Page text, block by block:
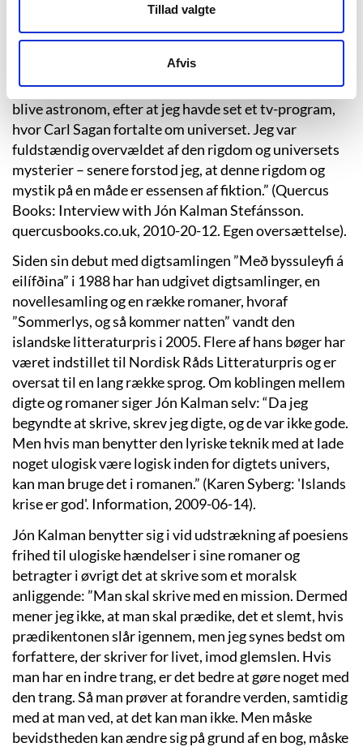
Tillad valgte
Afvis
I perioden 1992-95 boede han i København, hvor han
brugte tiden på at læse, vaske trapper og tælle busser.
Selv fortæller han om begyndelsen til sin
forfatterkarriere: ”Som attenårig drømte jeg om at
blive astronom, efter at jeg havde set et tv-program,
hvor Carl Sagan fortalte om universet. Jeg var
fuldstændig overvældet af den rigdom og universets
mysterier – senere forstod jeg, at denne rigdom og
mystik på en måde er essensen af fiktion.” (Quercus
Books: Interview with Jón Kalman Stefánsson.
quercusbooks.co.uk, 2010-20-12. Egen oversættelse).
Siden sin debut med digtsamlingen ”Með byssuleyfi á
eilífðina” i 1988 har han udgivet digtsamlinger, en
novellesamling og en række romaner, hvoraf
”Sommerlys, og så kommer natten” vandt den
islandske litteraturpris i 2005. Flere af hans bøger har
været indstillet til Nordisk Råds Litteraturpris og er
oversat til en lang række sprog. Om koblingen mellem
digte og romaner siger Jón Kalman selv: “Da jeg
begyndte at skrive, skrev jeg digte, og de var ikke gode.
Men hvis man benytter den lyriske teknik med at lade
noget ulogisk være logisk inden for digtets univers,
kan man bruge det i romanen.” (Karen Syberg: 'Islands
krise er god'. Information, 2009-06-14).
Jón Kalman benytter sig i vid udstrækning af poesiens
frihed til ulogiske hændelser i sine romaner og
betragter i øvrigt det at skrive som et moralsk
anliggende: ”Man skal skrive med en mission. Dermed
mener jeg ikke, at man skal prædike, det et slemt, hvis
prædikentonen slår igennem, men jeg synes bedst om
forfattere, der skriver for livet, imod glemslen. Hvis
man har en indre trang, er det bedre at gøre noget med
den trang. Så man prøver at forandre verden, samtidig
med at man ved, at det kan man ikke. Men måske
bevidstheden kan ændre sig på grund af en bog, måske